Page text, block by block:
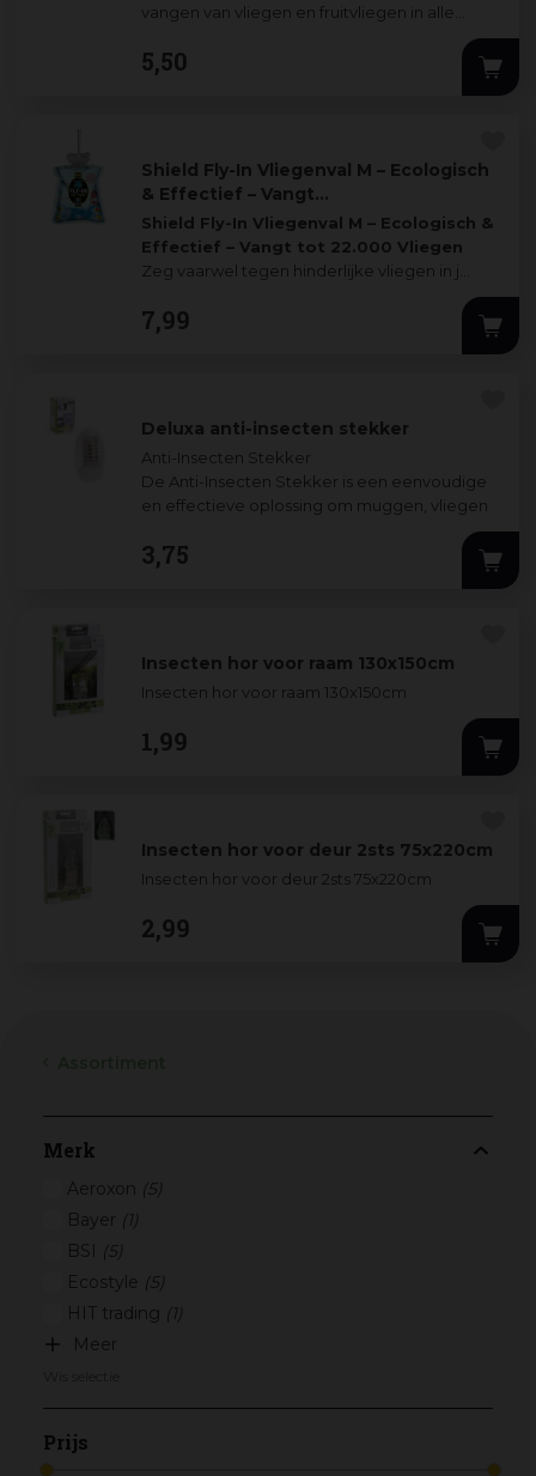
vangen van vliegen en fruitvliegen in alle
...
5,50
Shield Fly-In Vliegenval M – Ecologisch
& Effectief – Vangt…
Shield Fly-In Vliegenval M – Ecologisch &
Effectief – Vangt tot 22.000 Vliegen
Zeg vaarwel tegen hinderlijke vliegen in j
7,99
Deluxa anti-insecten stekker
Anti-Insecten Stekker
De Anti-Insecten Stekker is een eenvoudige
en effectieve oplossing om muggen, vliegen
Steek de s
3,75
Insecten hor voor raam 130x150cm
Insecten hor voor raam 130x150cm
1,99
Insecten hor voor deur 2sts 75x220cm
Insecten hor voor deur 2sts 75x220cm
2,99
Merk
Aeroxon (5)
Bayer (1)
BSI (5)
Ecostyle (5)
HIT trading (1)
Meer
Prijs